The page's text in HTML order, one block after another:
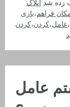
زده شدآنلاک
فراهم،بازی
،عامل،کردن،کردن
عامل